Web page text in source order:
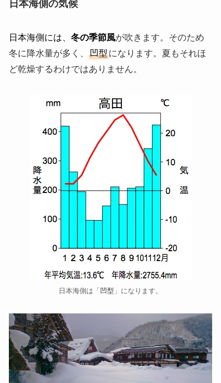
日本海側の気候
日本海側には、 冬の季節風が吹きます。そのため
冬に降水量が多く、 凹型になります。夏もそれほ
ど乾燥するわけではありません。
日本海側は「 凹型 」になります。